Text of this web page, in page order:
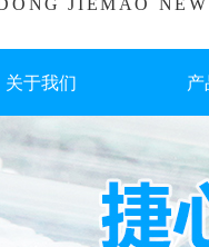
JIEMAO
关于我们 产